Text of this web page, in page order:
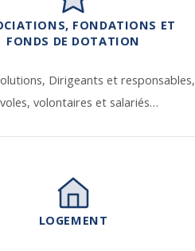
FONDATIONS ET
FONDS DE DOTATION
Dirigeants et responsables,
volontaires et salariés…
LOGEMENT